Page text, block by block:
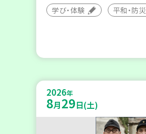
学び・体験 平和・防災
2026年
8月29日(土)